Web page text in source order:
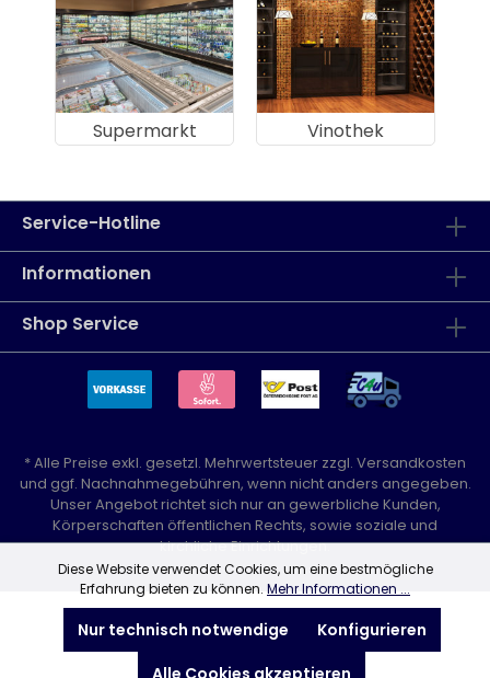
Supermarkt Vinothek
Service-Hotline
Informationen
Shop Service
* Alle Preise exkl. gesetzl. Mehrwertsteuer zzgl. Versandkosten
und ggf. Nachnahmegebühren, wenn nicht anders angegeben.
Unser Angebot richtet sich nur an gewerbliche Kunden,
Körperschaften öffentlichen Rechts, sowie soziale und
kirchliche Einrichtungen.
Diese Website verwendet Cookies, um eine bestmögliche
Erfahrung bieten zu können. Mehr Informationen ...
Nur technisch notwendige
Konfigurieren
Alle Cookies akzeptieren